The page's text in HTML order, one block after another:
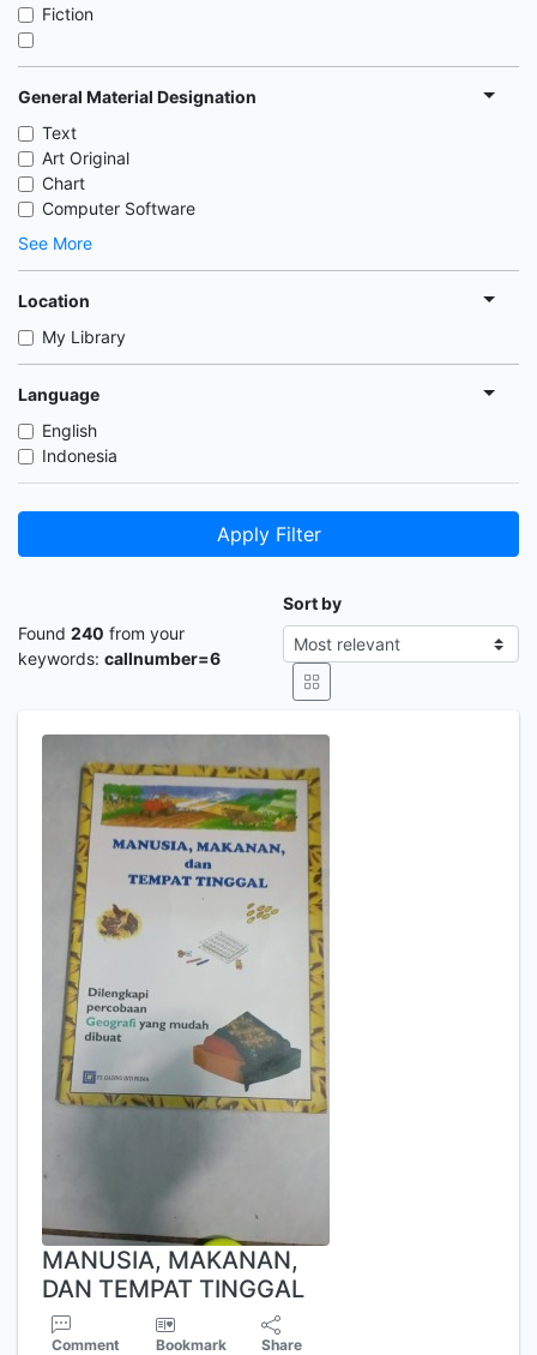
Fiction
General Material Designation
Text
Art Original
Chart
Computer Software
See More
Location
My Library
Language
English
Indonesia
Apply Filter
Found 240 from your
keywords: callnumber=6
Sort by
MANUSIA, MAKANAN,
DAN TEMPAT TINGGAL
Comment Bookmark Share